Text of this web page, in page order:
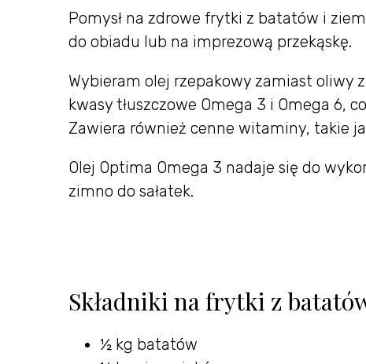
Pomysł na zdrowe frytki z batatów i
do obiadu lub na imprezową przekąskę.
Wybieram olej rzepakowy zamiast oliwy
kwasy tłuszczowe Omega 3 i Omega 6,
Zawiera również cenne witaminy, takie
Olej Optima Omega 3 nadaje się do
zimno do sałatek.
Składniki na frytki z
½ kg batatów